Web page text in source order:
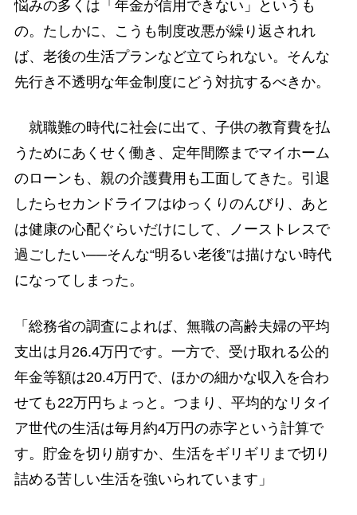
悩みの多くは「年金が信用できない」というも
の。たしかに、こうも制度改悪が繰り返されれ
ば、老後の生活プランなど立てられない。そんな
先行き不透明な年金制度にどう対抗するべきか。
就職難の時代に社会に出て、子供の教育費を払
うためにあくせく働き、定年間際までマイホーム
のローンも、親の介護費用も工面してきた。引退
したらセカンドライフはゆっくりのんびり、あと
は健康の心配ぐらいだけにして、ノーストレスで
過ごしたい──そんな“明るい老後”は描けない時代
になってしまった。
「総務省の調査によれば、無職の高齢夫婦の平均
支出は月26.4万円です。一方で、受け取れる公的
年金等額は20.4万円で、ほかの細かな収入を合わ
せても22万円ちょっと。つまり、平均的なリタイ
ア世代の生活は毎月約4万円の赤字という計算で
す。貯金を切り崩すか、生活をギリギリまで切り
詰める苦しい生活を強いられています」